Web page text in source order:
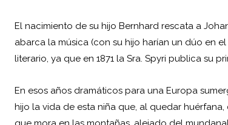
El nacimiento de su hijo Bernhard rescata a
abarca la música (con su hijo harían un dúo en
literario, ya que en 1871 la Sra. Spyri publica su
En esos años dramáticos para una Europa
hijo la vida de esta niña que, al quedar